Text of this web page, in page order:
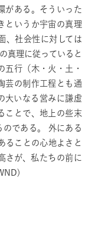
がある。そういった
というか宇宙の真理
、社会性に対しては
真理に従っていると
五行（木・火・土・
芸の制作工程とも通
大いなる営みに謙虚
ことで、地上の些末
のである。 外にある
ることの心地よさと
さが、私たちの前に